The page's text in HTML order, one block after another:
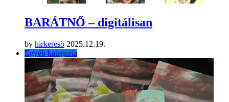
BARÁTNŐ – digitálisan
by hirkeresö 2025.12.19.
Egyéb kategória